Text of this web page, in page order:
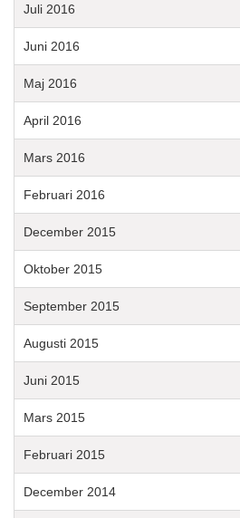
Juli 2016
Juni 2016
Maj 2016
April 2016
Mars 2016
Februari 2016
December 2015
Oktober 2015
September 2015
Augusti 2015
Juni 2015
Mars 2015
Februari 2015
December 2014